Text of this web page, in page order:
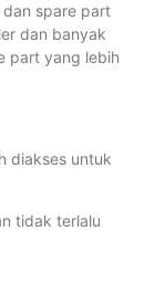
spare part
dan banyak
part yang lebih
diakses untuk
tidak terlalu